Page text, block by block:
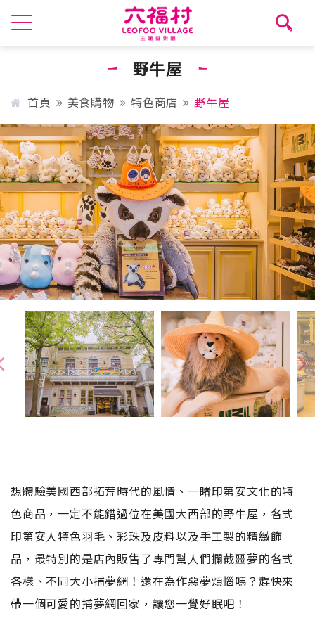
野牛屋
首頁 美食購物 特色商店 野牛屋
想體驗美國西部拓荒時代的風情、一睹印第安文化的特
色商品，一定不能錯過位在美國大西部的野牛屋，各式
印第安人特色羽毛、彩珠及皮料以及手工製的精緻飾
品，最特別的是店內販售了專門幫人們攔截噩夢的各式
各樣、不同大小捕夢網！還在為作惡夢煩惱嗎？趕快來
帶一個可愛的捕夢網回家，讓您一覺好眠吧！